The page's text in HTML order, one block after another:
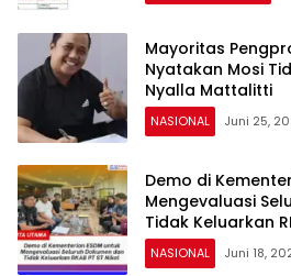
Mayoritas
Nyatakan Mosi
Nyalla Mattalitti
NASIONAL Juni 25,
Demo di
Mengevaluasi
Tidak Keluarkan
NASIONAL Juni 18,